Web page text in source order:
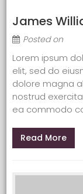
James
Posted on
Lorem ipsum
elit, sed do
dolore magna
nostrud
ea commodo
Read More